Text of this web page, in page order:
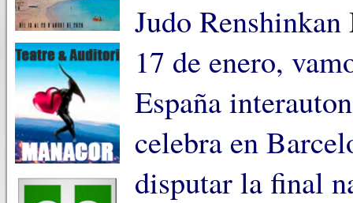
Judo
17 de enero,
España
celebra en
disputar la final